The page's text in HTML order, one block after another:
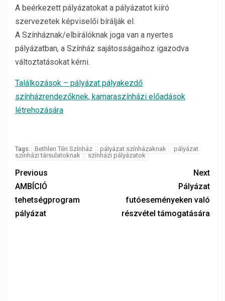
A beérkezett pályázatokat a pályázatot kiíró
szervezetek képviselői bírálják el.
A Színháznak/elbírálóknak joga van a nyertes
pályázatban, a Színház sajátosságaihoz igazodva
változtatásokat kérni.
Találkozások – pályázat pályakezdő
színházrendezőknek, kamaraszínházi előadások
létrehozására
Tags: Bethlen Téri Színház pályázat színházaknak
pályázat
színházi társulatoknak
színházi pályázatok
Previous
AMBÍCIÓ
tehetségprogram
pályázat
Next
Pályázat
futóeseményeken való
részvétel támogatására